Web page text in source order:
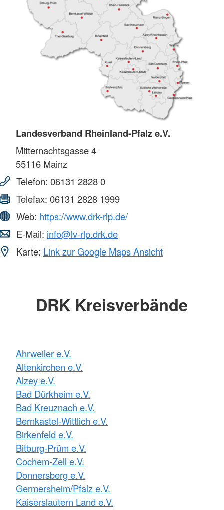
Landesverband Rheinland-Pfalz e.V.
Mitternachtsgasse 4
55116 Mainz
Telefon: 06131 2828 0
Telefax: 06131 2828 1999
Web: https://www.drk-rlp.de/
E-Mail: info@lv-rlp.drk.de
Karte: Link zur Google Maps Ansicht
DRK Kreisverbände
Ahrweiler e.V.
Altenkirchen e.V.
Alzey e.V.
Bad Dürkheim e.V.
Bad Kreuznach e.V.
Bernkastel-Wittlich e.V.
Birkenfeld e.V.
Bitburg-Prüm e.V.
Cochem-Zell e.V.
Donnersberg e.V.
Germersheim/Pfalz e.V.
Kaiserslautern Land e.V.